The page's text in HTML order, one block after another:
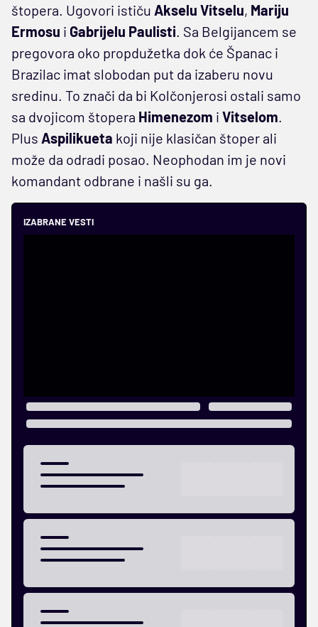
štopera. Ugovori ističu Akselu Vitselu, Mariju
Ermosu i Gabrijelu Paulisti. Sa Belgijancem se
pregovora oko propdužetka dok će Španac i
Brazilac imat slobodan put da izaberu novu
sredinu. To znači da bi Kolčonjerosi ostali samo
sa dvojicom štopera Himenezom i Vitselom.
Plus Aspilikueta koji nije klasičan štoper ali
može da odradi posao. Neophodan im je novi
komandant odbrane i našli su ga.
IZABRANE VESTI